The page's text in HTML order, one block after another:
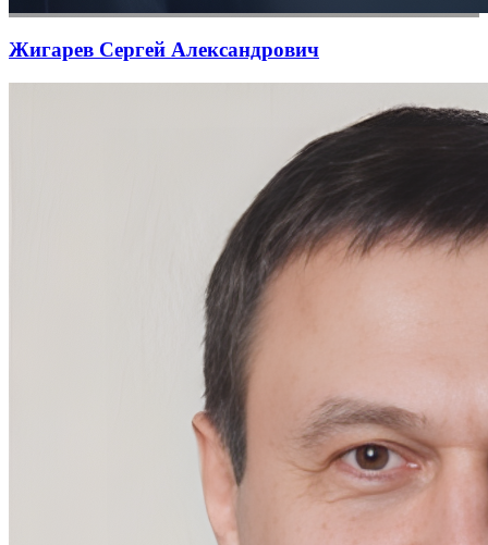
Жигарев Сергей Александрович